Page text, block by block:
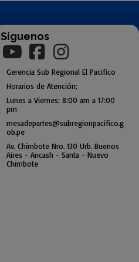
Síguenos
Gerencia Sub Regional El Pacifico
Horarios de Atención:
Lunes a Viernes: 8:00 am a 17:00
pm
mesadepartes@subregionpacifico.g
ob.pe
Av. Chimbote Nro. 130 Urb. Buenos
Aires - Ancash - Santa - Nuevo
Chimbote